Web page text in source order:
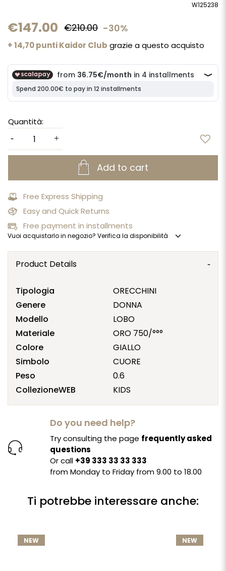
W125238
€147.00 €210.00 -30%
+ 14,70 punti Kaidor Club grazie a questo acquisto
Quantità:
Add to cart
Free Express Shipping
Easy and Quick Returns
Free payment in installments
Vuoi acquistarlo in negozio? Verifica la disponibilità expand_more
Product Details
Tipologia
ORECCHINI
Genere
DONNA
Modello
LOBO
Materiale
ORO 750/°°°
Colore
GIALLO
Simbolo
CUORE
Peso
0.6
CollezioneWEB
KIDS
Do you need help?
Try consulting the page frequently asked
questions
Or call +39 333 33 33 333
from Monday to Friday from 9.00 to 18.00
Ti potrebbe interessare anche:
NEW NEW